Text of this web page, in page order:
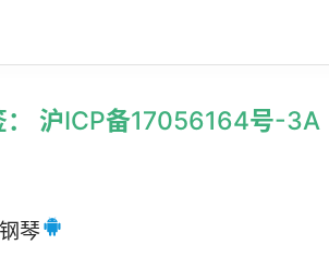
： 沪ICP备17056164号-3A
琴